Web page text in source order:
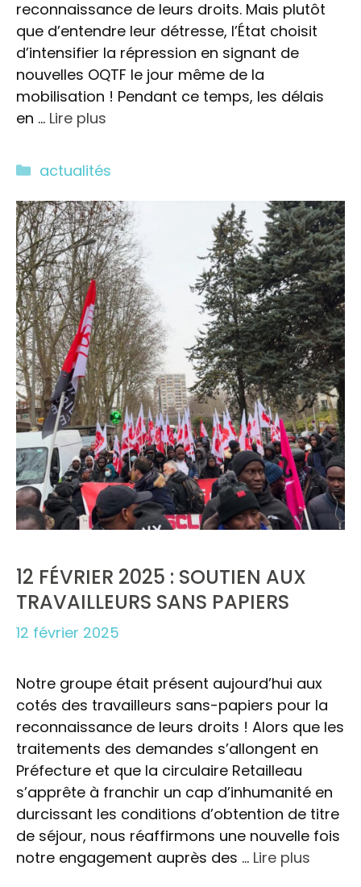
reconnaissance de leurs droits. Mais plutôt
que d’entendre leur détresse, l’État choisit
d’intensifier la répression en signant de
nouvelles OQTF le jour même de la
mobilisation ! Pendant ce temps, les délais
en … Lire plus
Catégories
actualités
12 FÉVRIER 2025 : SOUTIEN AUX
TRAVAILLEURS SANS PAPIERS
12 février 2025
Notre groupe était présent aujourd’hui aux
cotés des travailleurs sans-papiers pour la
reconnaissance de leurs droits ! Alors que les
traitements des demandes s’allongent en
Préfecture et que la circulaire Retailleau
s’apprête à franchir un cap d’inhumanité en
durcissant les conditions d’obtention de titre
de séjour, nous réaffirmons une nouvelle fois
notre engagement auprès des … Lire plus